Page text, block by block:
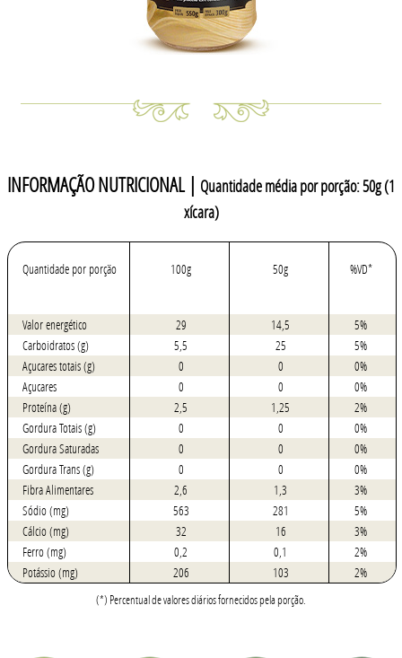
INFORMAÇÃO NUTRICIONAL | Quantidade média por porção: 50g (1
xícara)
Quantidade por porção 100g 50g %VD*
Valor energético 29 14,5
5%
Carboidratos (g)
5,5 25
5%
Açucares totais (g)
0 0
0%
Açucares
0 0
0%
Proteína (g)
2,5 1,25
2%
Gordura Totais (g)
0 0
0%
Gordura Saturadas
0 0
0%
Gordura Trans (g)
0 0
0%
Fibra Alimentares
2,6 1,3
3%
Sódio (mg)
563 281
5%
Cálcio (mg)
32 16
3%
Ferro (mg)
0,2 0,1
2%
Potássio (mg)
206 103 2%
(*) Percentual de valores diários fornecidos pela porção.